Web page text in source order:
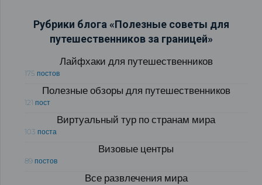
Рубрики блога «Полезные советы для
путешественников за границей»
Лайфхаки для путешественников
175 постов
Полезные обзоры для путешественников
121 пост
Виртуальный тур по странам мира
103 поста
Визовые центры
89 постов
Все развлечения мира